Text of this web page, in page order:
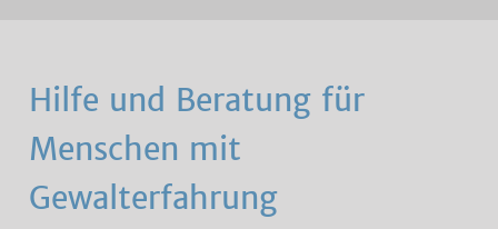
Hilfe und Beratung für
Menschen mit
Gewalterfahrung